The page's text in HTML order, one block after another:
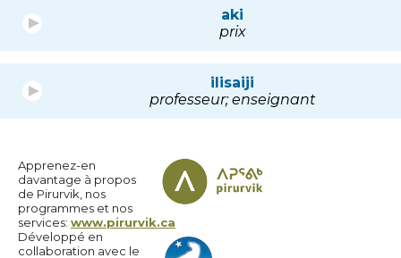
aki
prix
ilisaiji
professeur; enseignant
Apprenez-en
davantage à propos
de Pirurvik, nos
programmes et nos
services: www.pirurvik.ca
Développé en
collaboration avec le